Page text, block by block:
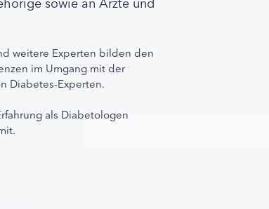
weitere Experten bilden den
im Umgang mit der
Diabetes-Experten.
als Diabetologen